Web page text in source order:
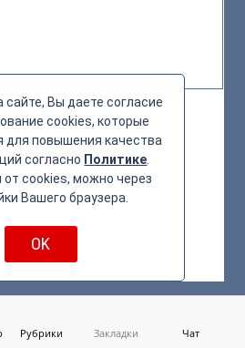
Рубрики Закладки Чат
сайте, Вы даете согласие
cookies, которые
для повышения качества
согласно Политике
от cookies, можно через
Вашего браузера.
OK